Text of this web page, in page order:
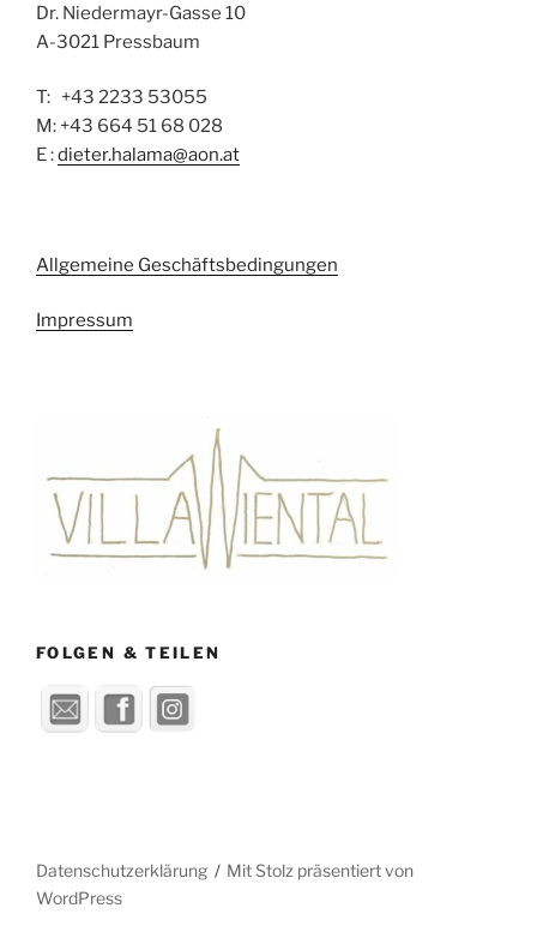
Dr. Niedermayr-Gasse 10
A-3021 Pressbaum
T: +43 2233 53055
M: +43 664 51 68 028
E :dieter.halama@aon.at
Allgemeine Geschäftsbedingungen
Impressum
FOLGEN & TEILEN
Datenschutzerklärung
Mit Stolz präsentiert von
WordPress